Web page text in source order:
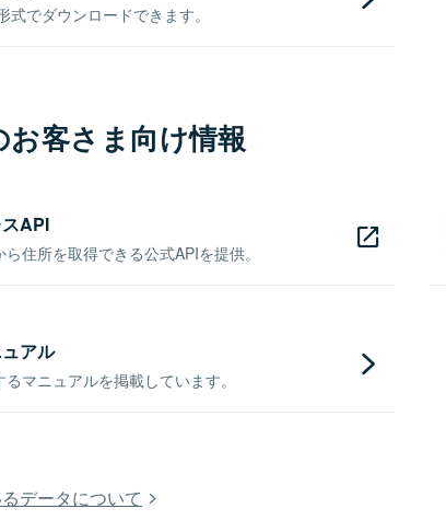
でダウンロードできます。
客さま向け情報
API
住所を取得できる公式APIを提供。
アル
マニュアルを掲載しています。
データについて